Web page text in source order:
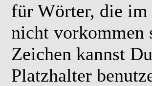
für Wörter, die im
nicht vorkommen
Zeichen kannst
Platzhalter